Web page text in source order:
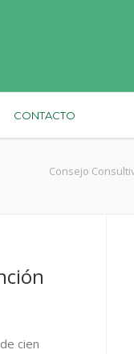
CONTACTO
Consejo
cien